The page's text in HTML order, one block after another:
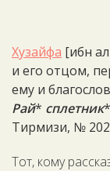
Хузайфа [ибн
и его отцом,
ему и
Рай* сплетник
Тирмизи, №
Тот, кому